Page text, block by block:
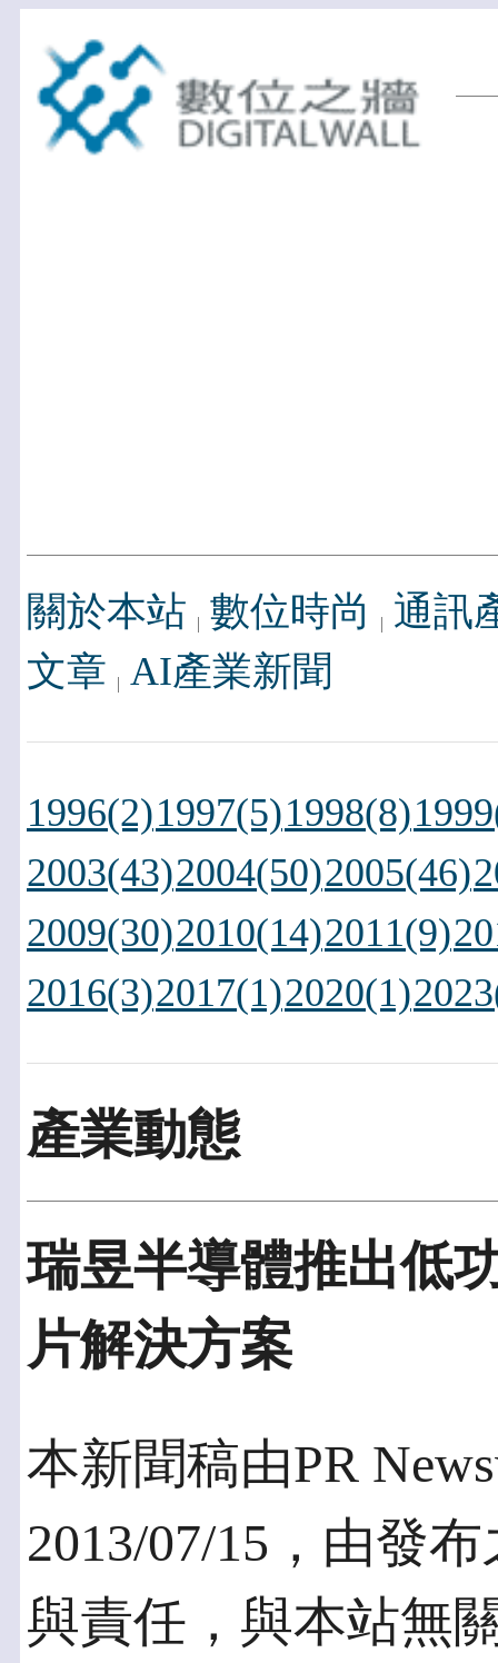
關於本站 數位時尚
通訊
文章 AI產業新聞
1996(2)1997(5)1998(8)
2003(43)2004(50)2005(46)
2009(30)2010(14)2011(9)
2016(3)2017(1)2020(1)
產業動態
瑞昱半導體推出低
片解決方案
本新聞稿由PR
2013/07/15，由發
與責任，與本站無